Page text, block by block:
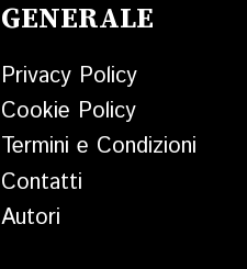
GENERALE
Privacy Policy
Cookie Policy
Termini e Condizioni
Contatti
Autori